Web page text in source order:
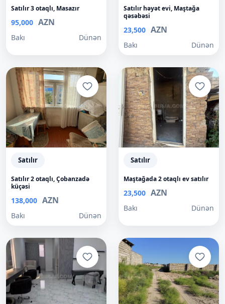
Satılır 3 otaqlı, Masazır
95,000 AZN
Bakı Dünən
Satılır həyət evi, Maştağa
qəsəbəsi
23,500 AZN
Bakı Dünən
Satılır
Satılır 2 otaqlı, Çobanzadə
küçəsi
138,000 AZN
Bakı Dünən
Satılır
Maştağada 2 otaqlı ev satılır
23,500 AZN
Bakı Dünən